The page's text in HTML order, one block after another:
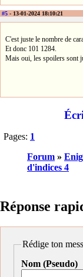
#5 - 13-01-2024 18:10:21
C'est juste le nombre de
Et donc 101 1284.
Mais oui, les spoilers sont
Pages: 1
Forum »
d'indices 4
Réponse
Rédige ton
Nom (Pseudo)